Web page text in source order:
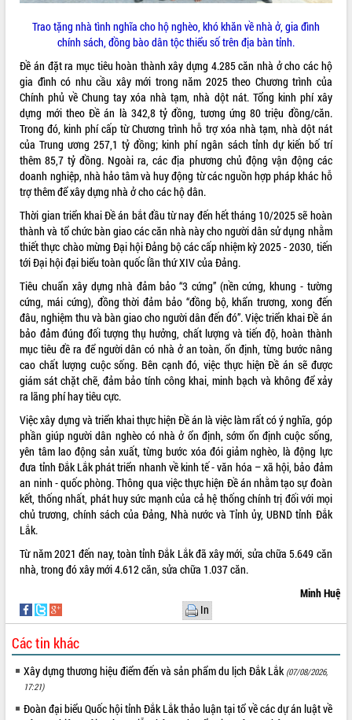
VIDEO
Loading the player...
Khám bệnh, cấp phát thuốc miễn phí
và tặng quà người dân xã Cư Pui
Hội nghị UBND tỉnh Đắk Lắk thường kỳ
Lễ truy tặng danh hiệu “Bà Mẹ Việt
Nam Anh hùng” và trao Huân chương
Lao động
vụ 6 tháng cuối năm 2026
Kỳ họp thứ Hai, Hội đồng nhân dân
tỉnh khóa XI quyết nghị nhiều nội dung
quan trọng
Bí thư Tỉnh ủy Lương Nguyễn Minh
Triết thăm, tặng quà người có công với
cách mạng
Rà soát, hoàn thiện hệ thống thiết chế
văn hóa, thể thao đáp ứng yêu cầu
phát triển mới
Thường trực HĐND tỉnh Đắk Lắk gặp
mặt Đoàn chuyên gia y tế TP. Hồ Chí
Minh
Lễ truy điệu và an táng hài cốt liệt sĩ
tại Nghĩa trang Liệt sĩ xã Sơn Hòa
Bàn giải pháp tháo gỡ khó khăn trong
xuất khẩu sầu riêng và triển khai quy
Thứ trưởng Bộ Nông nghiệp và Môi
trường Nguyễn Hoàng Hiệp khảo sát
vùng trồng và doanh nghiệp đóng gói
sầu riêng tại Đắk Lắk
Trình diễn nghệ thuật chế biến các
món ăn từ sầu riêng
Đắk Lắk công bố Quy hoạch và xúc
ALBUM ẢNH
LIÊN KẾT WEB
THỐNG KÊ TRUY CẬP
Hôm nay:
Tất cả: 66039179
Trao tặng nhà tình nghĩa cho hộ nghèo, khó khăn về nhà ở, gia đình
chính sách, đồng bào dân tộc thiểu số trên địa bàn tỉnh.
Đề án đặt ra mục tiêu hoàn thành xây dựng 4.285 căn nhà ở cho các hộ
gia đình có nhu cầu xây mới trong năm 2025 theo Chương trình của
Chính phủ về Chung tay xóa nhà tạm, nhà dột nát. Tổng kinh phí xây
dựng mới theo Đề án là 342,8 tỷ đồng, tương ứng 80 triệu đồng/căn.
Trong đó, kinh phí cấp từ Chương trình hỗ trợ xóa nhà tạm, nhà dột nát
của Trung ương 257,1 tỷ đồng; kinh phí ngân sách tỉnh dự kiến bố trí
thêm 85,7 tỷ đồng. Ngoài ra, các địa phương chủ động vận động các
doanh nghiệp, nhà hảo tâm và huy động từ các nguồn hợp pháp khác hỗ
trợ thêm để xây dựng nhà ở cho các hộ dân.
Thời gian triển khai Đề án bắt đầu từ nay đến hết tháng 10/2025 sẽ hoàn
thành và tổ chức bàn giao các căn nhà này cho người dân sử dụng nhằm
thiết thực chào mừng Đại hội Đảng bộ các cấp nhiệm kỳ 2025 - 2030, tiến
tới Đại hội đại biểu toàn quốc lần thứ XIV của Đảng.
Tiêu chuẩn xây dựng nhà đảm bảo “3 cứng” (nền cứng, khung - tường
cứng, mái cứng), đồng thời đảm bảo “đồng bộ, khẩn trương, xong đến
đâu, nghiệm thu và bàn giao cho người dân đến đó”. Việc triển khai Đề án
bảo đảm đúng đối tượng thụ hưởng, chất lượng và tiến độ, hoàn thành
mục tiêu đề ra để người dân có nhà ở an toàn, ổn định, từng bước nâng
cao chất lượng cuộc sống. Bên cạnh đó, việc thực hiện Đề án sẽ được
giám sát chặt chẽ, đảm bảo tính công khai, minh bạch và không để xảy
ra lãng phí hay tiêu cực.
Việc xây dựng và triển khai thực hiện Đề án là việc làm rất có ý nghĩa, góp
phần giúp người dân nghèo có nhà ở ổn định, sớm ổn định cuộc sống,
yên tâm lao động sản xuất, từng bước xóa đói giảm nghèo, là động lực
đưa tỉnh Đắk Lắk phát triển nhanh về kinh tế - văn hóa – xã hội, bảo đảm
an ninh - quốc phòng. Thông qua việc thực hiện Đề án nhằm tạo sự đoàn
kết, thống nhất, phát huy sức mạnh của cả hệ thống chính trị đối với mọi
chủ trương, chính sách của Đảng, Nhà nước và Tỉnh ủy, UBND tỉnh Đắk
Lắk.
Từ năm 2021 đến nay, toàn tỉnh Đắk Lắk đã xây mới, sửa chữa 5.649 căn
nhà, trong đó xây mới 4.612 căn, sửa chữa 1.037 căn.
Minh Huệ
In
Các tin khác
Xây dựng thương hiệu điểm đến và sản phẩm du lịch Đắk Lắk (07/08/2026,
17:21)
Đoàn đại biểu Quốc hội tỉnh Đắk Lắk thảo luận tại tổ về các dự án luật về